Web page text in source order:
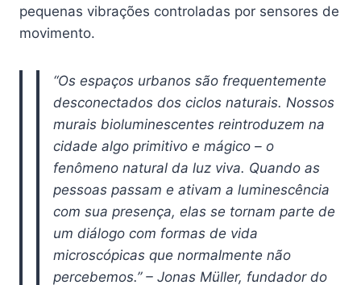
pequenas vibrações controladas por sensores de
movimento.
“Os espaços urbanos são frequentemente
desconectados dos ciclos naturais. Nossos
murais bioluminescentes reintroduzem na
cidade algo primitivo e mágico – o
fenômeno natural da luz viva. Quando as
pessoas passam e ativam a luminescência
com sua presença, elas se tornam parte de
um diálogo com formas de vida
microscópicas que normalmente não
percebemos.” – Jonas Müller, fundador do